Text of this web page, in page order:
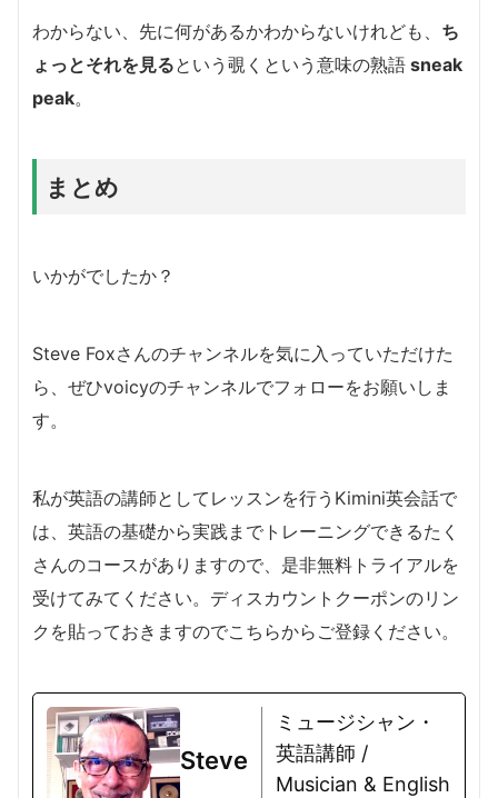
わからない、先に何があるかわからないけれども、 ち
ょっとそれを見るという覗くという意味の熟語 sneak
peak。
まとめ
いかがでしたか？
Steve Foxさんのチャンネルを気に入っていただけた
ら、ぜひvoicyのチャンネルでフォローをお願いしま
す。
私が英語の講師としてレッスンを行うKimini英会話で
は、英語の基礎から実践までトレーニングできるたく
さんのコースがありますので、是非無料トライアルを
受けてみてください。ディスカウントクーポンのリン
クを貼っておきますのでこちらからご登録ください。
Steve
ミュージシャン・
英語講師 /
Musician & English